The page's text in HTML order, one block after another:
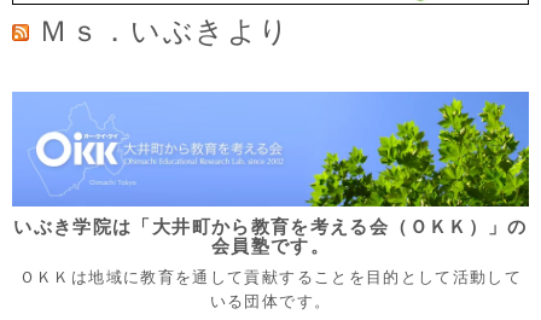
Ｍｓ．いぶきより
いぶき学院は「大井町から教育を考える会（ＯＫＫ）」の
会員塾です。
ＯＫＫは地域に教育を通して貢献することを目的として活動して
いる団体です。